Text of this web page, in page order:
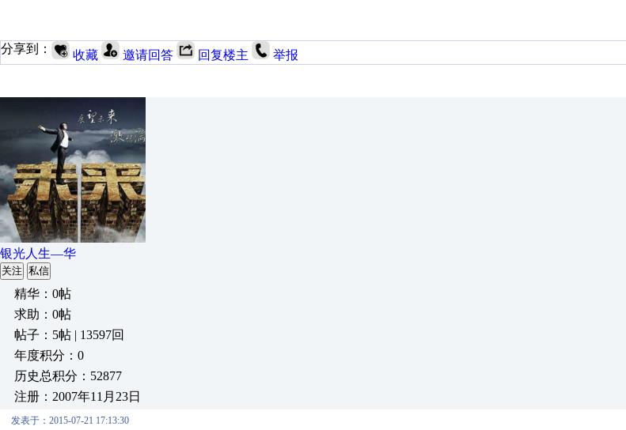
分享到： 收藏 邀请回答 回复楼主 举报
银光人生—华
关注 私信
精华：0帖
求助：0帖
帖子：5帖 | 13597回
年度积分：0
历史总积分：52877
注册：2007年11月23日
发表于：2015-07-21 17:13:30